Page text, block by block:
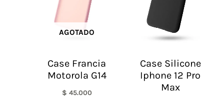
AGOTADO
Case Francia
Motorola G14
$ 45.000
Case Silicone
Iphone 12 Pro
Max